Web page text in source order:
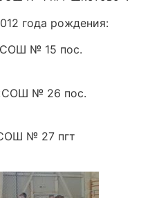
года рождения:
№ 15 пос.
№ 26 пос.
№ 27 пгт